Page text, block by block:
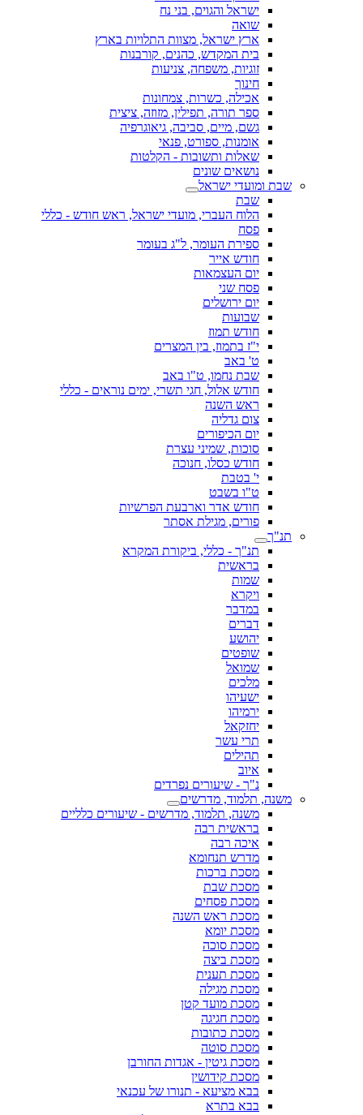
ישראל והגוים, בני נח
שואה
ארץ ישראל, מצוות התלויות בארץ
בית המקדש, כהנים, קורבנות
זוגיות, משפחה, צניעות
חינוך
אכילה, כשרות, צמחונות
ספר תורה, תפילין, מזוזה, ציצית
גשם, מיים, סביבה, גיאוגרפיה
אומנות, ספורט, פנאי
שאלות ותשובות - הקלטות
נושאים שונים
שבת ומועדי ישראל
שבת
הלוח העברי, מועדי ישראל, ראש חודש - כללי
פסח
ספירת העומר, ל"ג בעומר
חודש אייר
יום העצמאות
פסח שני
יום ירושלים
שבועות
חודש תמוז
י"ז בתמוז, בין המצרים
ט' באב
שבת נחמו, ט"ו באב
חודש אלול, חגי תשרי, ימים נוראים - כללי
ראש השנה
צום גדליה
יום הכיפורים
סוכות, שמיני עצרת
חודש כסלו, חנוכה
י' בטבת
ט"ו בשבט
חודש אדר וארבעת הפרשיות
פורים, מגילת אסתר
תנ"ך
תנ"ך - כללי, ביקורת המקרא
בראשית
שמות
ויקרא
במדבר
דברים
יהושע
שופטים
שמואל
מלכים
ישעיהו
ירמיהו
יחזקאל
תרי עשר
תהילים
איוב
נ"ך - שיעורים נפרדים
משנה, תלמוד, מדרשים
משנה, תלמוד, מדרשים - שיעורים כלליים
בראשית רבה
איכה רבה
מדרש תנחומא
מסכת ברכות
מסכת שבת
מסכת פסחים
מסכת ראש השנה
מסכת יומא
מסכת סוכה
מסכת ביצה
מסכת תענית
מסכת מגילה
מסכת מועד קטן
מסכת חגיגה
מסכת כתובות
מסכת סוטה
מסכת גיטין - אגדות החורבן
מסכת קידושין
בבא מציעא - תנורו של עכנאי
בבא בתרא